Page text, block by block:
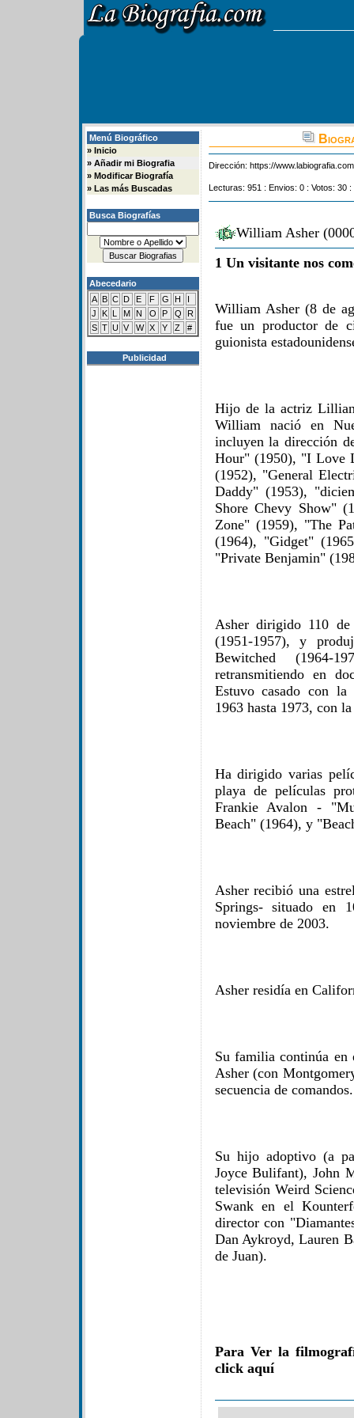
Menú Biográfico
» Inicio
» Añadir mi Biografia
» Modificar Biografía
» Las más Buscadas
Busca Biografías
Abecedario
A B C D E F G H
I
J
K L M N O P Q
R
S T U V W X Y Z #
Publicidad
Dirección: https://
Lecturas: 951 : Envios: 0 : Votos: 30
William Asher
1 Un visitante nos
William Asher (8 de
fue un productor de
guionista
Hijo de la actriz
William nació en
incluyen la dirección
Hour" (1950), "I Love
(1952), "General
Daddy" (1953),
Shore Chevy Show"
Zone" (1959), "The
(1964), "Gidget"
"Private Benjamin"
Asher dirigido 110
(1951-1957), y
Bewitched (1964-
retransmitiendo en
Estuvo casado con la
1963 hasta 1973, con
Ha dirigido varias
playa de películas
Frankie Avalon -
Beach" (1964), y
Asher recibió una
Springs- situado en
noviembre de 2003.
Asher residía en
Su familia continúa en
Asher (con
secuencia de comandos.
Su hijo adoptivo (a
Joyce Bulifant), John
televisión Weird
Swank en el
director con
Dan Aykroyd, Lauren
de Juan).
Para Ver la
click aquí